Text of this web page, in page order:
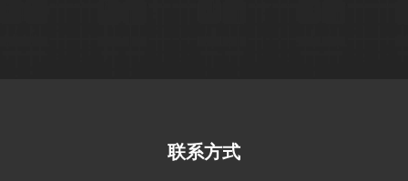
联系方式